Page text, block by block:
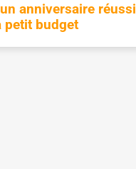
anniversaire réussi
petit budget